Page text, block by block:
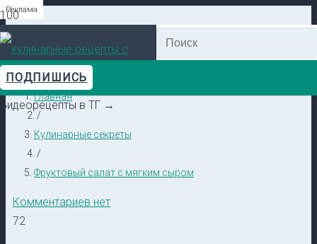
ПОДПИШИСЬ
Видеорецепты в ТГ →
Главная
/
Кулинарные секреты
/
Фруктовый салат с мягким сыром
Комментариев нет
72
Реклама
Реклама
Реклама
Реклама
Реклама
Реклама